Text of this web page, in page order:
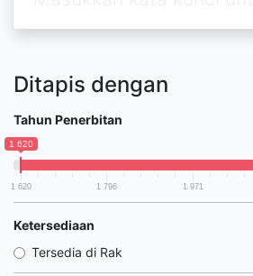
Ditapis dengan
Tahun Penerbitan
1 620
1 620 1 796 1 971
Ketersediaan
Tersedia di Rak